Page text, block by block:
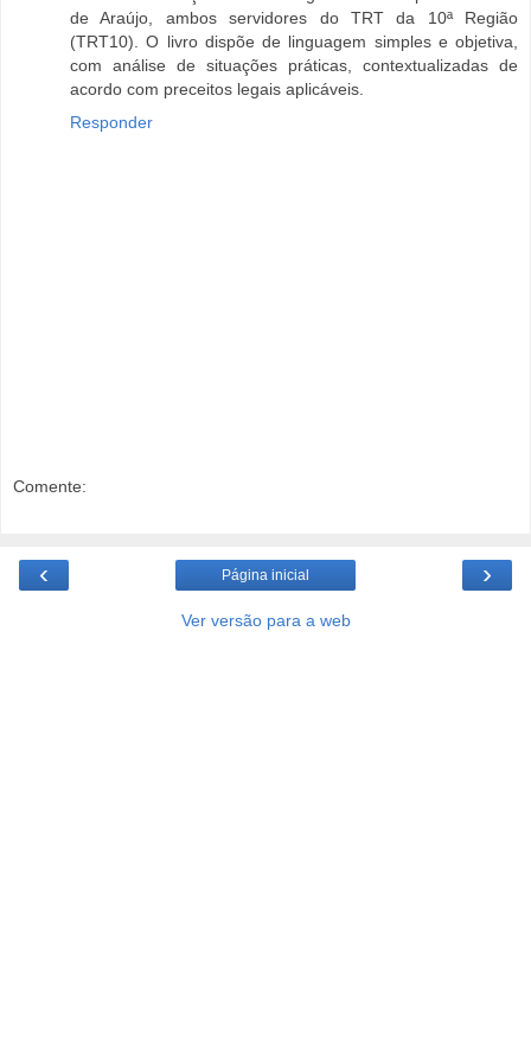
de Araújo, ambos servidores do TRT da 10ª Região
(TRT10). O livro dispõe de linguagem simples e objetiva,
com análise de situações práticas, contextualizadas de
acordo com preceitos legais aplicáveis.
Responder
Comente:
‹ ›
Página inicial
Ver versão para a web